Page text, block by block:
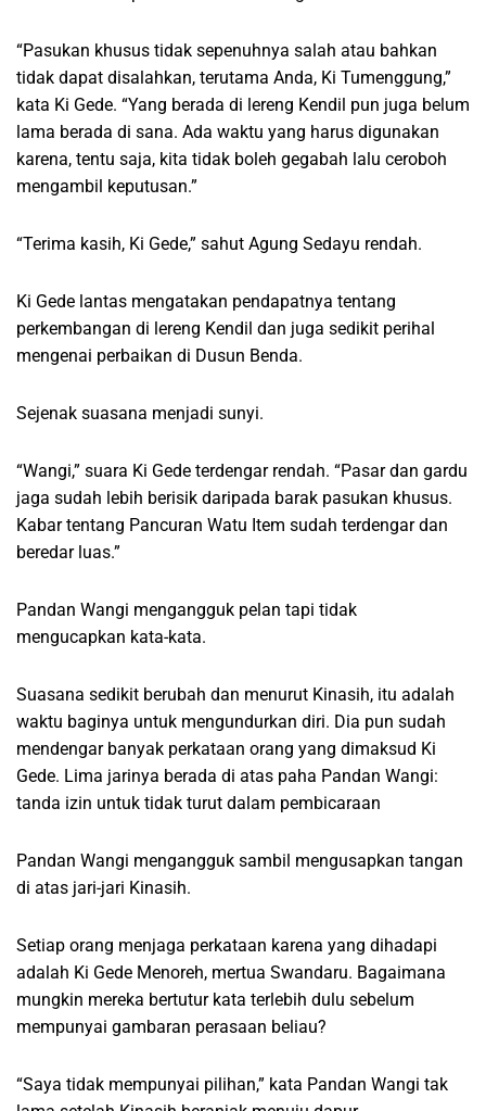
“Pasukan khusus tidak sepenuhnya salah atau bahkan
tidak dapat disalahkan, terutama Anda, Ki Tumenggung,”
kata Ki Gede. “Yang berada di lereng Kendil pun juga belum
lama berada di sana. Ada waktu yang harus digunakan
karena, tentu saja, kita tidak boleh gegabah lalu ceroboh
mengambil keputusan.”
“Terima kasih, Ki Gede,” sahut Agung Sedayu rendah.
Ki Gede lantas mengatakan pendapatnya tentang
perkembangan di lereng Kendil dan juga sedikit perihal
mengenai perbaikan di Dusun Benda.
Sejenak suasana menjadi sunyi.
“Wangi,” suara Ki Gede terdengar rendah. “Pasar dan gardu
jaga sudah lebih berisik daripada barak pasukan khusus.
Kabar tentang Pancuran Watu Item sudah terdengar dan
beredar luas.”
Pandan Wangi mengangguk pelan tapi tidak
mengucapkan kata-kata.
Suasana sedikit berubah dan menurut Kinasih, itu adalah
waktu baginya untuk mengundurkan diri. Dia pun sudah
mendengar banyak perkataan orang yang dimaksud Ki
Gede. Lima jarinya berada di atas paha Pandan Wangi:
tanda izin untuk tidak turut dalam pembicaraan
Pandan Wangi mengangguk sambil mengusapkan tangan
di atas jari-jari Kinasih.
Setiap orang menjaga perkataan karena yang dihadapi
adalah Ki Gede Menoreh, mertua Swandaru. Bagaimana
mungkin mereka bertutur kata terlebih dulu sebelum
mempunyai gambaran perasaan beliau?
“Saya tidak mempunyai pilihan,” kata Pandan Wangi tak